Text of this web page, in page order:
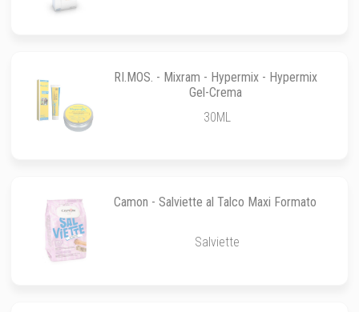
RI.MOS. - Mixram - Hypermix - Hypermix
Gel-Crema
30ML
Camon - Salviette al Talco Maxi Formato
Salviette